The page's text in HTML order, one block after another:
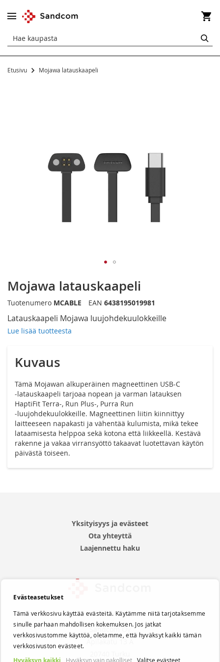
Etusivu Mojawa latauskaapeli
kuvagallerian
alkuun
Mojawa latauskaapeli
Latauskaapeli Mojawa luujohdekuulokkeille
Lue lisää tuotteesta
Tuotenumero MCABLE EAN 6438195019981
Kuvaus
Tämä Mojawan alkuperäinen magneettinen USB-C
‑latauskaapeli tarjoaa nopean ja varman latauksen
HaptiFit Terra-, Run Plus-, Purra Run
‑luujohdekuulokkeille. Magneettinen liitin kiinnittyy
laitteeseen napakasti ja vähentää kulumista, mikä tekee
lataamisesta helppoa sekä kotona että liikkeellä. Kestävä
rakenne ja vakaa virransyöttö takaavat luotettavan käytön
päivästä toiseen.
Sandcom Oy
Yksityisyys ja evästeet
Ota yhteyttä
Laajennettu haku
Evästeasetukset
Tämä verkkosivu käyttää evästeitä. Käytämme niitä tarjotaksemme
sinulle parhaan mahdollisen kokemuksen. Jos jatkat
verkkosivustomme käyttöä, oletamme, että hyväksyt kaikki tämän
verkkosivuston evästeet.
Hyväksyn kaikki Hyväksyn vain pakolliset Valitse evästeet